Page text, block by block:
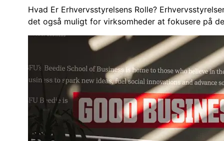
Hvad Er Erhvervsstyrelsens Rolle?
det også muligt for virksomheder at fokusere på